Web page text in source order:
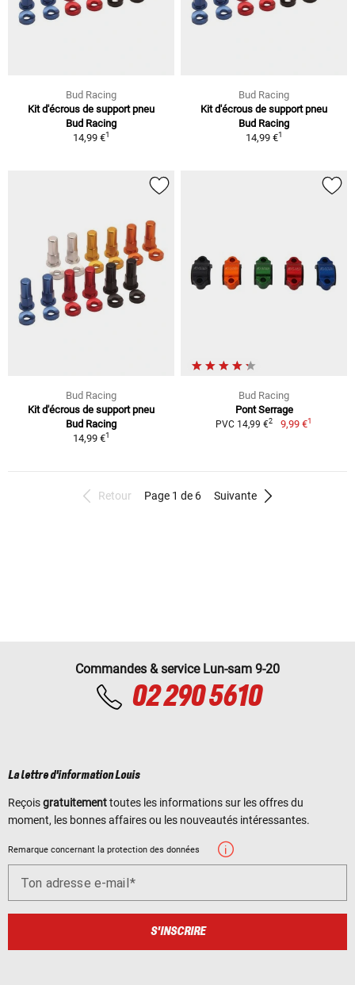
Bud Racing
Kit d'écrous de support pneu
Bud Racing
14,99 €1
Bud Racing
Kit d'écrous de support pneu
Bud Racing
14,99 €1
Bud Racing
Kit d'écrous de support pneu
Bud Racing
14,99 €1
Bud Racing
Pont Serrage
PVC 14,99 €2 9,99 €1
Retour Page 1 de 6 Suivante
Commandes & service Lun-sam 9-20
02 290 5610
La lettre d'information Louis
Reçoisgratuitementtoutes les informations sur les offres du
moment, les bonnes affaires ou les nouveautés intéressantes.
Remarque concernant la protection des données
Ton adresse e-mail
S'INSCRIRE